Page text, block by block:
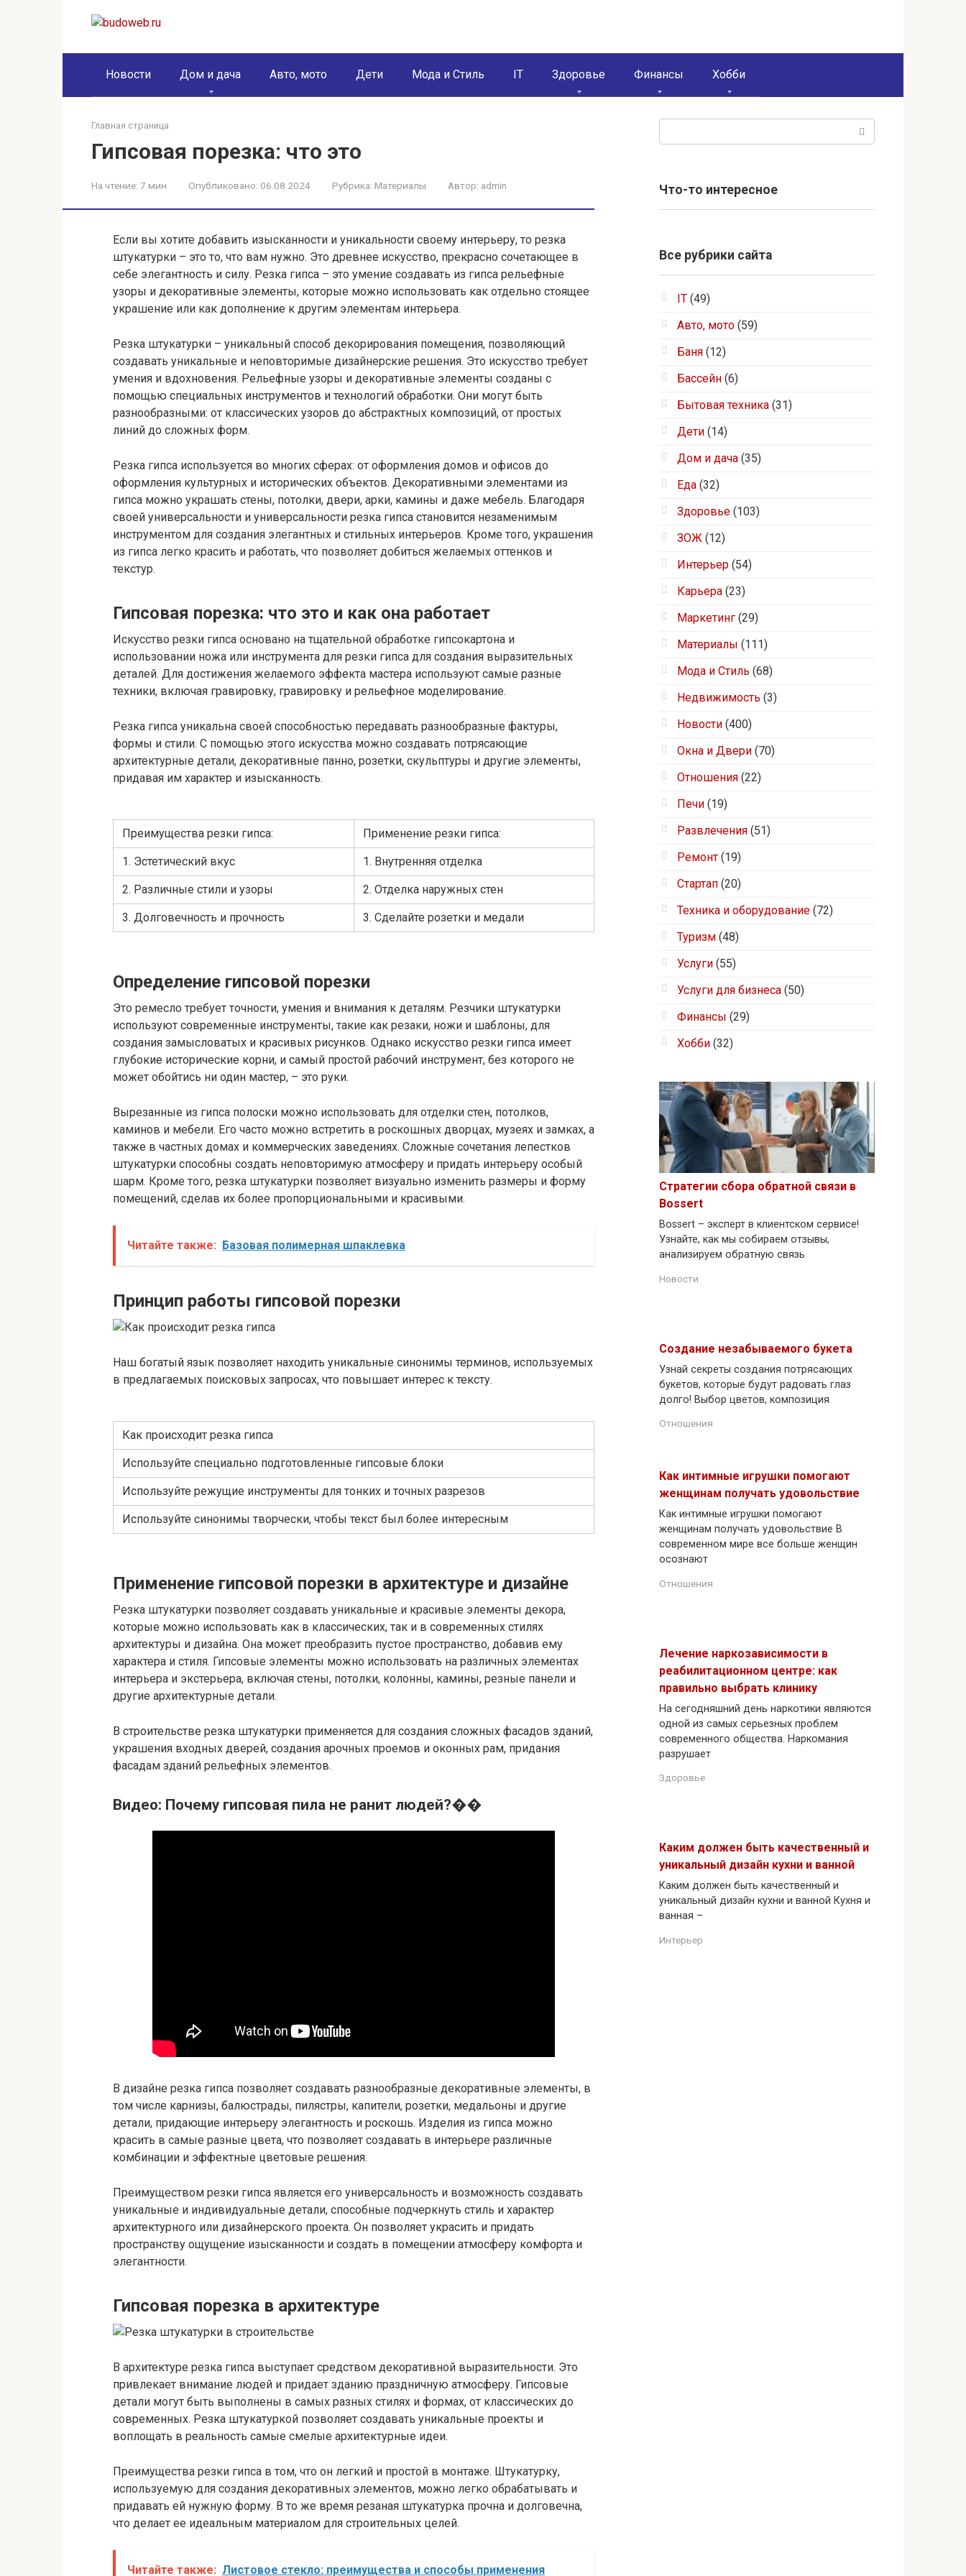
Новости Дом и дача Авто, мото Дети Мода и Стиль IT Здоровье Финансы Хобби
Главная страница
Гипсовая порезка: что это
На чтение: 7 мин Опубликовано: 06.08.2024 Рубрика: Материалы Автор: admin
Если вы хотите добавить изысканности и уникальности своему интерьеру, то резка
штукатурки – это то, что вам нужно. Это древнее искусство, прекрасно сочетающее в
себе элегантность и силу. Резка гипса – это умение создавать из гипса рельефные
узоры и декоративные элементы, которые можно использовать как отдельно стоящее
украшение или как дополнение к другим элементам интерьера.
Резка штукатурки – уникальный способ декорирования помещения, позволяющий
создавать уникальные и неповторимые дизайнерские решения. Это искусство требует
умения и вдохновения. Рельефные узоры и декоративные элементы созданы с
помощью специальных инструментов и технологий обработки. Они могут быть
разнообразными: от классических узоров до абстрактных композиций, от простых
линий до сложных форм.
Резка гипса используется во многих сферах: от оформления домов и офисов до
оформления культурных и исторических объектов. Декоративными элементами из
гипса можно украшать стены, потолки, двери, арки, камины и даже мебель. Благодаря
своей универсальности и универсальности резка гипса становится незаменимым
инструментом для создания элегантных и стильных интерьеров. Кроме того, украшения
из гипса легко красить и работать, что позволяет добиться желаемых оттенков и
текстур.
Гипсовая порезка: что это и как она работает
Искусство резки гипса основано на тщательной обработке гипсокартона и
использовании ножа или инструмента для резки гипса для создания выразительных
деталей. Для достижения желаемого эффекта мастера используют самые разные
техники, включая гравировку, гравировку и рельефное моделирование.
Резка гипса уникальна своей способностью передавать разнообразные фактуры,
формы и стили. С помощью этого искусства можно создавать потрясающие
архитектурные детали, декоративные панно, розетки, скульптуры и другие элементы,
придавая им характер и изысканность.
Преимущества резки гипса: Применение резки гипса:
1. Эстетический вкус 1. Внутренняя отделка
2. Различные стили и узоры 2. Отделка наружных стен
3. Долговечность и прочность 3. Сделайте розетки и медали
Определение гипсовой порезки
Это ремесло требует точности, умения и внимания к деталям. Резчики штукатурки
используют современные инструменты, такие как резаки, ножи и шаблоны, для
создания замысловатых и красивых рисунков. Однако искусство резки гипса имеет
глубокие исторические корни, и самый простой рабочий инструмент, без которого не
может обойтись ни один мастер, – это руки.
Вырезанные из гипса полоски можно использовать для отделки стен, потолков,
каминов и мебели. Его часто можно встретить в роскошных дворцах, музеях и замках, а
также в частных домах и коммерческих заведениях. Сложные сочетания лепестков
штукатурки способны создать неповторимую атмосферу и придать интерьеру особый
шарм. Кроме того, резка штукатурки позволяет визуально изменить размеры и форму
помещений, сделав их более пропорциональными и красивыми.
Читайте также: Базовая полимерная шпаклевка
Принцип работы гипсовой порезки
Наш богатый язык позволяет находить уникальные синонимы терминов, используемых
в предлагаемых поисковых запросах, что повышает интерес к тексту.
Как происходит резка гипса
Используйте специально подготовленные гипсовые блоки
Используйте режущие инструменты для тонких и точных разрезов
Используйте синонимы творчески, чтобы текст был более интересным
Применение гипсовой порезки в архитектуре и дизайне
Резка штукатурки позволяет создавать уникальные и красивые элементы декора,
которые можно использовать как в классических, так и в современных стилях
архитектуры и дизайна. Она может преобразить пустое пространство, добавив ему
характера и стиля. Гипсовые элементы можно использовать на различных элементах
интерьера и экстерьера, включая стены, потолки, колонны, камины, резные панели и
другие архитектурные детали.
В строительстве резка штукатурки применяется для создания сложных фасадов зданий,
украшения входных дверей, создания арочных проемов и оконных рам, придания
фасадам зданий рельефных элементов.
Видео: Почему гипсовая пила не ранит людей?��
В дизайне резка гипса позволяет создавать разнообразные декоративные элементы, в
том числе карнизы, балюстрады, пилястры, капители, розетки, медальоны и другие
детали, придающие интерьеру элегантность и роскошь. Изделия из гипса можно
красить в самые разные цвета, что позволяет создавать в интерьере различные
комбинации и эффектные цветовые решения.
Преимуществом резки гипса является его универсальность и возможность создавать
уникальные и индивидуальные детали, способные подчеркнуть стиль и характер
архитектурного или дизайнерского проекта. Он позволяет украсить и придать
пространству ощущение изысканности и создать в помещении атмосферу комфорта и
элегантности.
Гипсовая порезка в архитектуре
В архитектуре резка гипса выступает средством декоративной выразительности. Это
привлекает внимание людей и придает зданию праздничную атмосферу. Гипсовые
детали могут быть выполнены в самых разных стилях и формах, от классических до
современных. Резка штукатуркой позволяет создавать уникальные проекты и
воплощать в реальность самые смелые архитектурные идеи.
Преимущества резки гипса в том, что он легкий и простой в монтаже. Штукатурку,
используемую для создания декоративных элементов, можно легко обрабатывать и
придавать ей нужную форму. В то же время резаная штукатурка прочна и долговечна,
что делает ее идеальным материалом для строительных целей.
Читайте также: Листовое стекло: преимущества и способы применения
Что-то интересное
Все рубрики сайта
IT (49)
Авто, мото (59)
Баня (12)
Бассейн (6)
Бытовая техника (31)
Дети (14)
Дом и дача (35)
Еда (32)
Здоровье (103)
ЗОЖ (12)
Интерьер (54)
Карьера (23)
Маркетинг (29)
Материалы (111)
Мода и Стиль (68)
Недвижимость (3)
Новости (400)
Окна и Двери (70)
Отношения (22)
Печи (19)
Развлечения (51)
Ремонт (19)
Стартап (20)
Техника и оборудование (72)
Туризм (48)
Услуги (55)
Услуги для бизнеса (50)
Финансы (29)
Хобби (32)
Стратегии сбора обратной связи в
Bossert
Bossert – эксперт в клиентском сервисе!
Узнайте, как мы собираем отзывы,
анализируем обратную связь
Новости
Создание незабываемого букета
Узнай секреты создания потрясающих
букетов, которые будут радовать глаз
долго! Выбор цветов, композиция
Отношения
Как интимные игрушки помогают
женщинам получать удовольствие
Как интимные игрушки помогают
женщинам получать удовольствие В
современном мире все больше женщин
осознают
Отношения
Лечение наркозависимости в
реабилитационном центре: как
правильно выбрать клинику
На сегодняшний день наркотики являются
одной из самых серьезных проблем
современного общества. Наркомания
разрушает
Здоровье
Каким должен быть качественный и
уникальный дизайн кухни и ванной
Каким должен быть качественный и
уникальный дизайн кухни и ванной Кухня и
ванная –
Интерьер